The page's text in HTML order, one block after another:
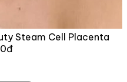
Steam Cell Placenta